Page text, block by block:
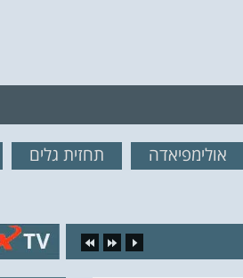
נשמח לשלוח לך עדכונים חמים
אולימפיאדה תחזית גלים